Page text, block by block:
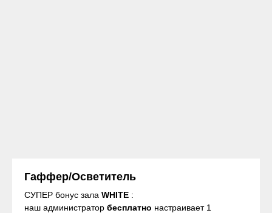
Гаффер/Осветитель
СУПЕР бонус зала WHITE :
наш администратор бесплатно настраивает 1